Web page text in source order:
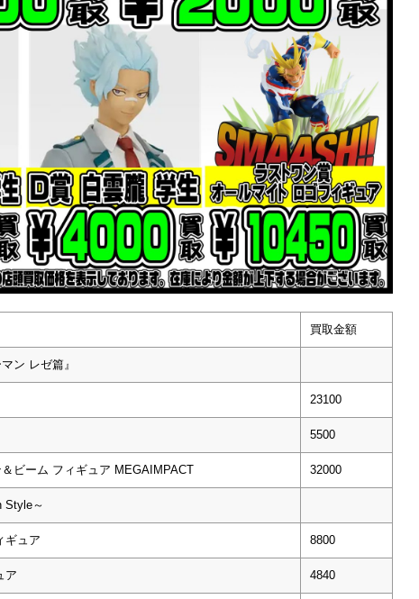
買取金額
ン レゼ篇』
23100
5500
ビーム フィギュア MEGAIMPACT 32000
Style～
ギュア 8800
ア 4840